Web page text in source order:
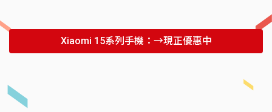
Xiaomi 15系列手機：→現正優惠中